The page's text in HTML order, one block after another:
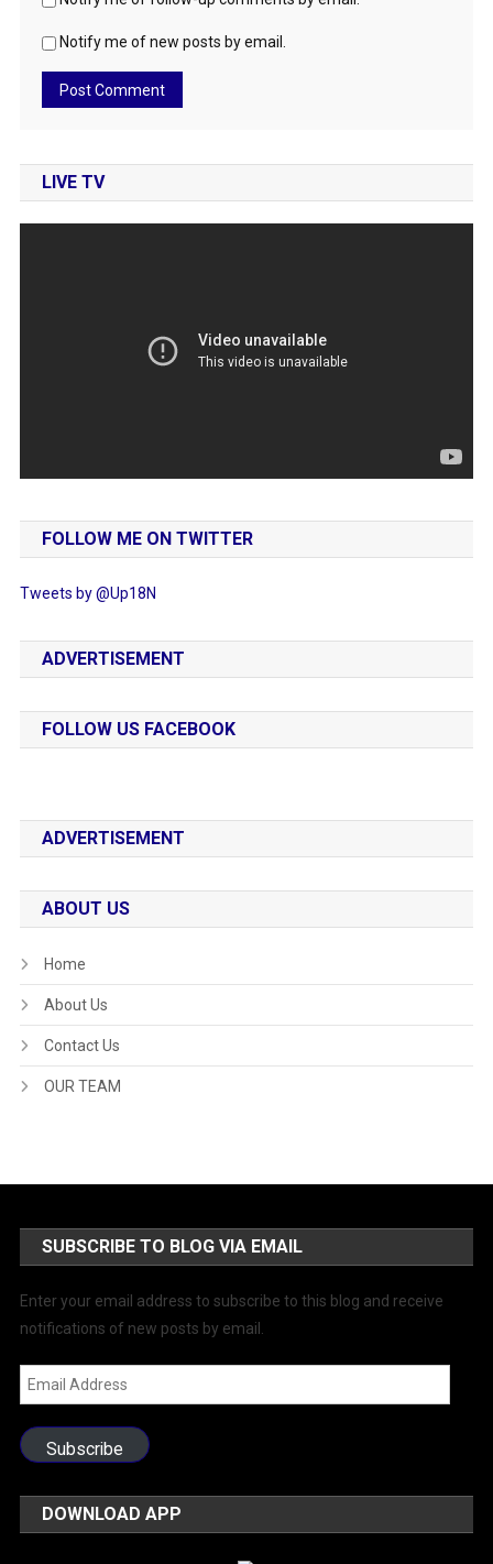
Notify me of new posts by email.
LIVE TV
FOLLOW ME ON TWITTER
Tweets by @Up18N
ADVERTISEMENT
FOLLOW US FACEBOOK
ADVERTISEMENT
ABOUT US
Home
About Us
Contact Us
OUR TEAM
SUBSCRIBE TO BLOG VIA EMAIL
Enter your email address to subscribe to this blog and receive
notifications of new posts by email.
Email
Address
Subscribe
DOWNLOAD APP